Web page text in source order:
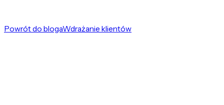
Powrót do blogaWdrażanie klientów